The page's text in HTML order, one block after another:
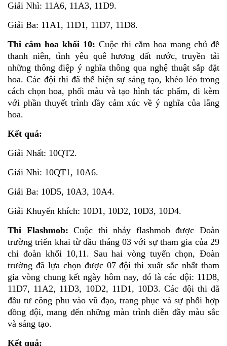
Giải Nhì: 11A6, 11A3, 11D9.
Giải Ba: 11A1, 11D1, 11D7, 11D8.
Thi cắm hoa khối 10: Cuộc thi cắm hoa mang chủ đề
thanh niên, tình yêu quê hương đất nước, truyền tải
những thông điệp ý nghĩa thông qua nghệ thuật sắp đặt
hoa. Các đội thi đã thể hiện sự sáng tạo, khéo léo trong
cách chọn hoa, phối màu và tạo hình tác phẩm, đi kèm
với phần thuyết trình đầy cảm xúc về ý nghĩa của lẵng
hoa.
Kết quả:
Giải Nhất: 10QT2.
Giải Nhì: 10QT1, 10A6.
Giải Ba: 10D5, 10A3, 10A4.
Giải Khuyến khích: 10D1, 10D2, 10D3, 10D4.
Thi Flashmob: Cuộc thi nhảy flashmob được Đoàn
trường triển khai từ đầu tháng 03 với sự tham gia của 29
chi đoàn khối 10,11. Sau hai vòng tuyển chọn, Đoàn
trường đã lựa chọn được 07 đội thi xuất sắc nhất tham
gia vòng chung kết ngày hôm nay, đó là các đội: 11D8,
11D7, 11A2, 11D3, 10D2, 11D1, 10D3. Các đội thi đã
đầu tư công phu vào vũ đạo, trang phục và sự phối hợp
đồng đội, mang đến những màn trình diễn đầy màu sắc
và sáng tạo.
Kết quả: